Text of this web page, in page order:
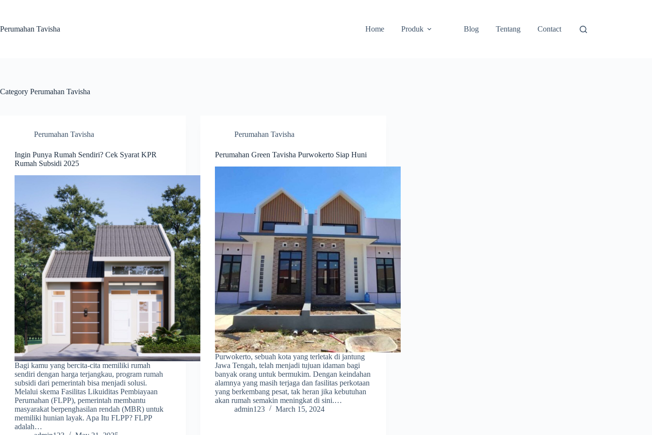
Perumahan Tavisha
Home Produk Blog Tentang Contact
Category Perumahan Tavisha
Perumahan Tavisha
Ingin Punya Rumah Sendiri? Cek Syarat KPR
Rumah Subsidi 2025
Bagi kamu yang bercita-cita memiliki rumah
sendiri dengan harga terjangkau, program rumah
subsidi dari pemerintah bisa menjadi solusi.
Melalui skema Fasilitas Likuiditas Pembiayaan
Perumahan (FLPP), pemerintah membantu
masyarakat berpenghasilan rendah (MBR) untuk
memiliki hunian layak. Apa Itu FLPP? FLPP
adalah…
Perumahan Tavisha
Perumahan Green Tavisha Purwokerto Siap Huni
Purwokerto, sebuah kota yang terletak di jantung
Jawa Tengah, telah menjadi tujuan idaman bagi
banyak orang untuk bermukim. Dengan keindahan
alamnya yang masih terjaga dan fasilitas perkotaan
yang berkembang pesat, tak heran jika kebutuhan
akan rumah semakin meningkat di sini.…
admin123
March 15, 2024